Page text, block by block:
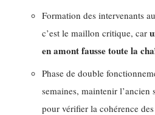
Formation des intervenants
c’est le maillon critique, car
en amont fausse toute la
Phase de double
semaines, maintenir l’ancien
pour vérifier la cohérence